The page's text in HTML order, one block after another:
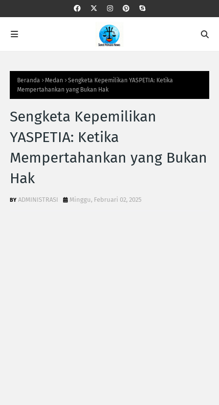
Beranda Medan
Sengketa Kepemilikan YASPETIA: Ketika
Mempertahankan yang Bukan Hak
Sengketa Kepemilikan
YASPETIA: Ketika
Mempertahankan yang Bukan
Hak
ADMINISTRASI Minggu, Februari 02, 2025